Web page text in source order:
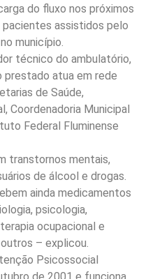
do fluxo nos próximos
pacientes assistidos pelo
município.
técnico do ambulatório,
prestado atua em rede
de Saúde,
Coordenadoria Municipal
Federal Fluminense
transtornos mentais,
de álcool e drogas.
ainda medicamentos
psicologia,
ocupacional e
– explicou.
Psicossocial